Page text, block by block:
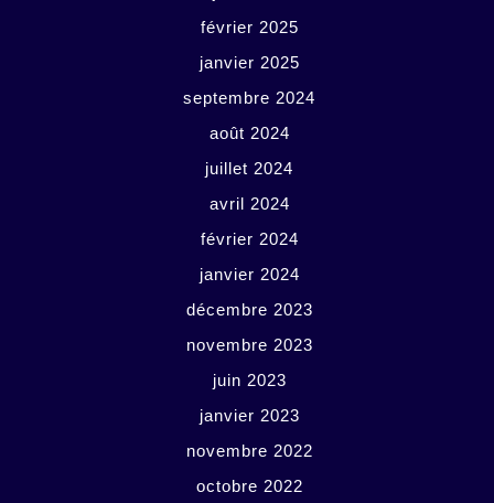
février 2025
janvier 2025
septembre 2024
août 2024
juillet 2024
avril 2024
février 2024
janvier 2024
décembre 2023
novembre 2023
juin 2023
janvier 2023
novembre 2022
octobre 2022